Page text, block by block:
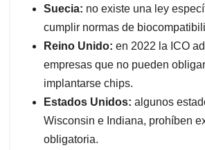
Suecia: no existe una ley
cumplir normas de
Reino Unido: en 2022 la ICO
empresas que no pueden
implantarse chips.
Estados Unidos: algunos
Wisconsin e Indiana, prohíben
obligatoria.